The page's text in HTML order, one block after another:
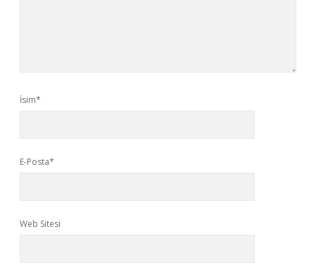
İsim*
E-Posta*
Web Sitesi